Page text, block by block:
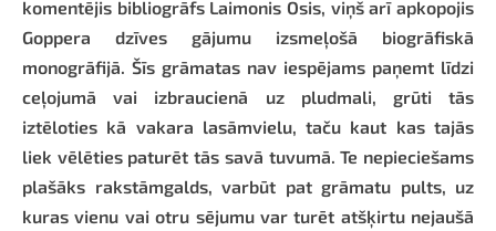
komentējis bibliogrāfs Laimonis Osis, viņš arī apkopojis
Goppera dzīves gājumu izsmeļošā biogrāfiskā
monogrāfijā. Šīs grāmatas nav iespējams paņemt līdzi
ceļojumā vai izbraucienā uz pludmali, grūti tās
iztēloties kā vakara lasāmvielu, taču kaut kas tajās
liek vēlēties paturēt tās savā tuvumā. Te nepieciešams
plašāks rakstāmgalds, varbūt pat grāmatu pults, uz
kuras vienu vai otru sējumu var turēt atšķirtu nejaušā